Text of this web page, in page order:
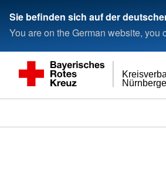
Sie befinden sich auf der
You are on the German website,